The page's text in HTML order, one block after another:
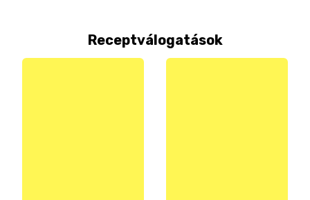
Receptválogatások